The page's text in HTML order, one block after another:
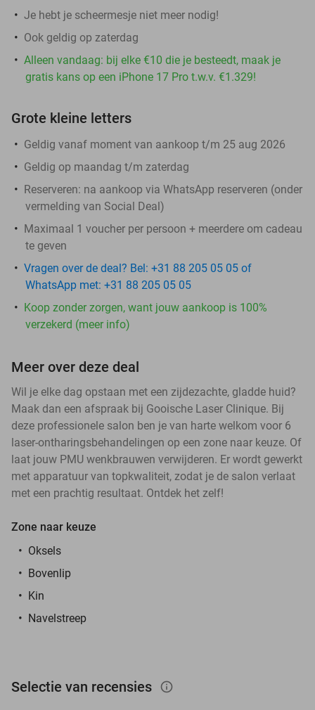
Je hebt je scheermesje niet meer nodig!
Ook geldig op zaterdag
Alleen vandaag: bij elke €10 die je besteedt, maak je
gratis kans op een iPhone 17 Pro t.w.v. €1.329!
Grote kleine letters
Geldig vanaf moment van aankoop t/m 25 aug 2026
Geldig op maandag t/m zaterdag
Reserveren: na aankoop via WhatsApp reserveren (onder
vermelding van Social Deal)
Maximaal 1 voucher per persoon + meerdere om cadeau
te geven
Vragen over de deal? Bel: +31 88 205 05 05 of
WhatsApp met: +31 88 205 05 05
Koop zonder zorgen, want jouw aankoop is 100%
verzekerd (meer info)
Meer over deze deal
Wil je elke dag opstaan met een zijdezachte, gladde huid?
Maak dan een afspraak bij Gooische Laser Clinique. Bij
deze professionele salon ben je van harte welkom voor 6
laser-ontharingsbehandelingen op een zone naar keuze. Of
laat jouw PMU wenkbrauwen verwijderen. Er wordt gewerkt
met apparatuur van topkwaliteit, zodat je de salon verlaat
met een prachtig resultaat. Ontdek het zelf!
Zone naar keuze
Oksels
Bovenlip
Kin
Navelstreep
Selectie van recensies info_outlined